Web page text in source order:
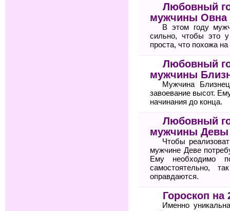
Любовный
мужчины Овна
В этом году
сильно, чтобы это у
проста, что похожа
Любовный
мужчины
Мужчина
завоевание высот.
начинания до конца.
Любовный
мужчины Девы
Чтобы
мужчине Деве
Ему необходимо
самостоятельно,
оправдаются.
Гороскоп на
Именно